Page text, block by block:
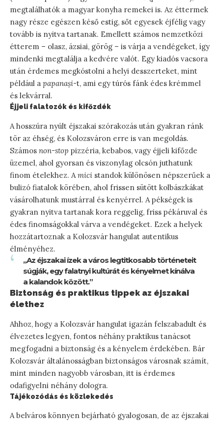
megtalálhatók a magyar konyha remekei is. Az éttermek
nagy része egészen késő estig, sőt egyesek éjfélig vagy
tovább is nyitva tartanak. Emellett számos nemzetközi
étterem – olasz, ázsiai, görög – is várja a vendégeket, így
mindenki megtalálja a kedvére valót. Egy kiadós vacsora
után érdemes megkóstolni a helyi desszerteket, mint
például a papanași-t, ami egy túrós fánk édes krémmel
és lekvárral.
Éjjeli falatozók és kifőzdék
A hosszúra nyúlt éjszakai szórakozás után gyakran ránk
tör az éhség, és Kolozsváron erre is van megoldás.
Számos non-stop pizzéria, kebabos, vagy éjjeli kifőzde
üzemel, ahol gyorsan és viszonylag olcsón juthatunk
finom ételekhez. A mici standok különösen népszerűek a
bulizó fiatalok körében, ahol frissen sütött kolbászkákat
vásárolhatunk mustárral és kenyérrel. A pékségek is
gyakran nyitva tartanak kora reggelig, friss pékáruval és
édes finomságokkal várva a vendégeket. Ezek a helyek
hozzátartoznak a Kolozsvár hangulat autentikus
élményéhez.
„Az éjszakai ízek a város legtitkosabb történeteit
súgják, egy falatnyi kultúrát és kényelmet kínálva
a kalandok között.”
Biztonság és praktikus tippek az éjszakai
élethez
Ahhoz, hogy a Kolozsvár hangulat igazán felszabadult és
élvezetes legyen, fontos néhány praktikus tanácsot
megfogadni a biztonság és a kényelem érdekében. Bár
Kolozsvár általánosságban biztonságos városnak számít,
mint minden nagyobb városban, itt is érdemes
odafigyelni néhány dologra.
Tájékozódás és közlekedés
A belváros könnyen bejárható gyalogosan, de az éjszakai